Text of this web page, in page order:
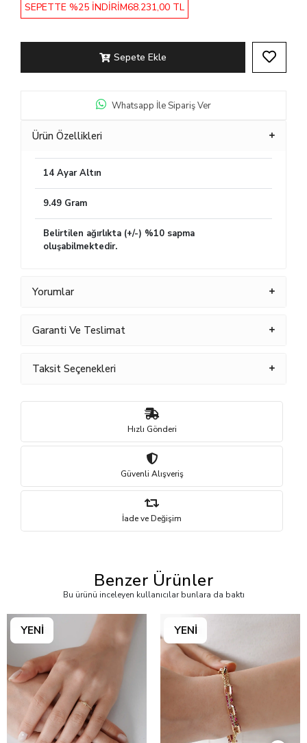
SEPETTE %25 İNDİRİM68.231,00 TL
Sepete Ekle
Whatsapp İle Sipariş Ver
Ürün Özellikleri
14 Ayar Altın
9.49 Gram
Belirtilen ağırlıkta (+/-) %10 sapma
oluşabilmektedir.
Yorumlar
Garanti Ve Teslimat
Taksit Seçenekleri
Hızlı Gönderi
Güvenli Alışveriş
İade ve Değişim
Benzer Ürünler
Bu ürünü inceleyen kullanıcılar bunlara da baktı